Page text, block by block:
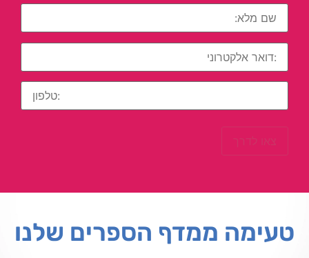
טעימה ממדף הספרים שלנו